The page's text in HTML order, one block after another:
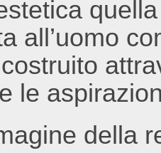
all’uomo
le
della